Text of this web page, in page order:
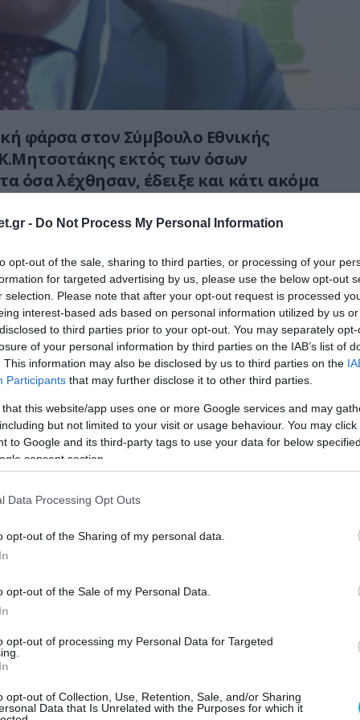
- Do Not Process My Personal Information
opt-out of the sale, sharing to third parties, or processing of your
for targeted advertising by us, please use the below opt-out
selection. Please note that after your opt-out request is processed
interest-based ads based on personal information utilized by us
to third parties prior to your opt-out. You may separately
of your personal information by third parties on the IAB’s list of
This information may also be disclosed by us to third parties on the
Participants that may further disclose it to other third parties.
that this website/app uses one or more Google services and may
but not limited to your visit or usage behaviour. You may
to Google and its third-party tags to use your data for below
consent section.
Data Processing Opt Outs
opt-out of the Sharing of my personal data.
opt-out of the Sale of my Personal Data.
opt-out of processing my Personal Data for Targeted
opt-out of Collection, Use, Retention, Sale, and/or Sharing
Data that Is Unrelated with the Purposes for which it
φάρσα στον Σύμβουλο Εθνικής
εκτός των όσων
όσα λέχθησαν, έδειξε και κάτι ακόμα
με φαρσέρ!
ελληνική κυβέρνηση δλδ, πήραν είδηση ότι
φαρσέρ μόλις δημοσιοποιήθηκε το βίντεο;
συζητήσει μαζί τους και την προηγούμενη
ή τις προηγούμενες φορές!
https://t.co/RHAb8WqtHK
(@nodirectflight)
δικαιολογία ότι επρόκειτο για
επίθεση με διείσδυση στα πρωτόκολλα
εξαιρετικά προηγμένης τεχνολογίας
όταν φαίνεται ότι μιλούσαν στο zoom
τον σύμβουλο Εθνικής Ασφάλειας.
‘‘πρόκειται για υβριδικού χαρακτήρα
στα πρωτόκολλα ασφαλείας, μέσω
προηγμένης τεχνολογίας Τεχνητής
μιλούσαν στο zoom με ανοιχτές κάμερες.